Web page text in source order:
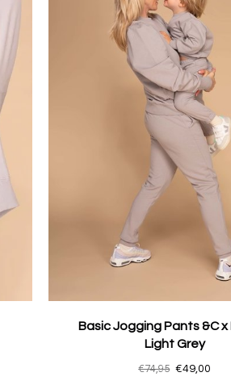
Basic Jogging Pants &C x
Light Grey
€74,95 €49,00